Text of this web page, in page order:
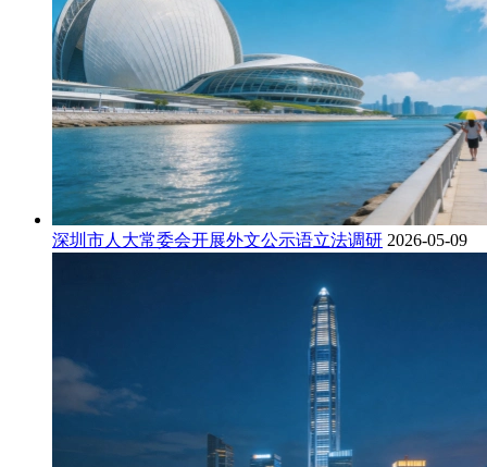
深圳市人大常委会开展外文公示语立法调研 2026-05-09